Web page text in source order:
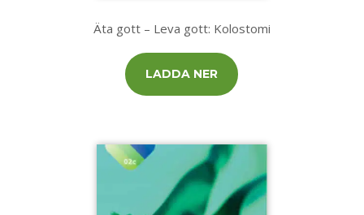
Äta gott – Leva gott: Kolostomi
LADDA NER